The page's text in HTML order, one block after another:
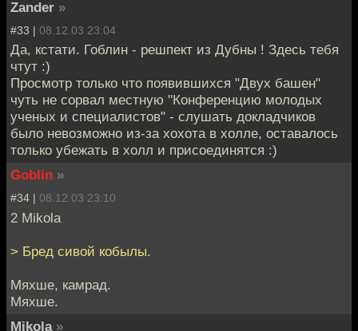
Zander »
#33 | 08.12.03 23:04
Да, кстати. Гоблин - решпект из Дубны ! Здесь тебя
чтут :)
Просмотр только что появившихся "Двух башен"
чуть не сорвал местную "Конференцию молодых
ученых и специалистов" - слушать докладчиков
было невозможно из-за хохота в холле, оставалось
только убежать в холл и присоединятся :)
Goblin »
#34 | 08.12.03 23:10
2 Mikola
> Бред сивой кобылы.
Мяхше, камрад.
Мяхше.
Mikola »